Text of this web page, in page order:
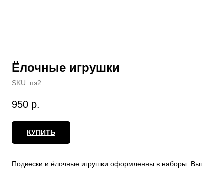
Ёлочные игрушки
SKU: пэ2
950 р.
КУПИТЬ
Подвески и ёлочные игрушки оформленны в наборы.